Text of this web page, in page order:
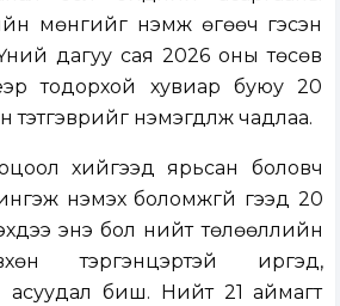
мөнгийг нэмж өгөөч гэсэн
дагуу сая 2026 оны төсөв
тодорхой хувиар буюу 20
нэмэгдүүлж чадлаа.
хийгээд ярьсан боловч
нэмэх боломжгүй гээд 20
энэ бол нийт төлөөллийн
тэргэнцэртэй иргэд,
асуудал биш. Нийт 21 аймагт